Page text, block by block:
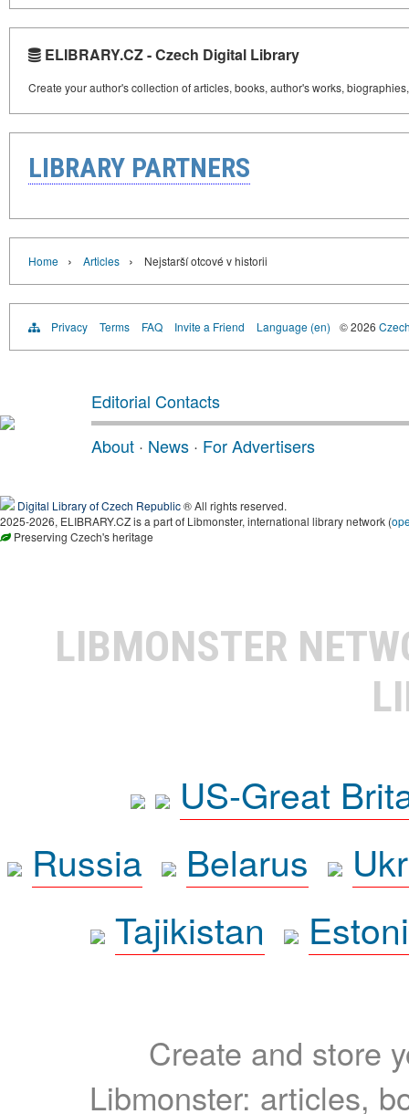
ELIBRARY.CZ - Czech Digital Library
Create your author's collection of articles, books, author's works,
LIBRARY PARTNERS
Home › Articles › Nejstarší otcové v historii
Privacy Terms FAQ Invite a Friend Language (en) © 2026
Editorial Contacts
About · News · For Advertisers
Digital Library of Czech Republic® All rights reserved.
2025-2026, ELIBRARY.CZ is a part of Libmonster, international library network (
Preserving Czech's heritage
LIBMONSTER
US-Great
Russia
Belarus
Tajikistan
Create and store
Libmonster: articles,